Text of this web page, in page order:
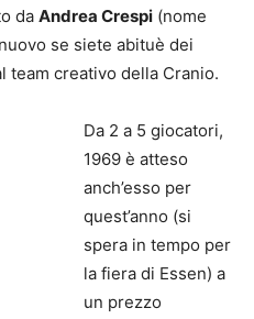
da Andrea Crespi (nome
se siete abituè dei
team creativo della Cranio.
Da 2 a 5 giocatori,
1969 è atteso
anch’esso per
quest’anno (si
spera in tempo per
la fiera di Essen) a
un prezzo